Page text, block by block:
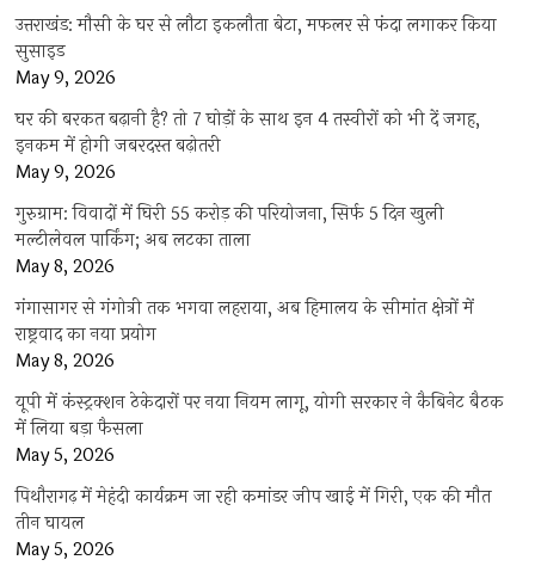
उत्तराखंड: मौसी के घर से लौटा इकलौता बेटा, मफलर से फंदा लगाकर किया
सुसाइड
May 9, 2026
घर की बरकत बढ़ानी है? तो 7 घोड़ों के साथ इन 4 तस्वीरों को भी दें जगह,
इनकम में होगी जबरदस्त बढ़ोतरी
May 9, 2026
गुरुग्राम: विवादों में घिरी 55 करोड़ की परियोजना, सिर्फ 5 दिन खुली
मल्टीलेवल पार्किंग; अब लटका ताला
May 8, 2026
गंगासागर से गंगोत्री तक भगवा लहराया, अब हिमालय के सीमांत क्षेत्रों में
राष्ट्रवाद का नया प्रयोग
May 8, 2026
यूपी में कंस्ट्रक्शन ठेकेदारों पर नया नियम लागू, योगी सरकार ने कैबिनेट बैठक
में लिया बड़ा फैसला
May 5, 2026
पिथौरागढ़ में मेहंदी कार्यक्रम जा रही कमांडर जीप खाई में गिरी, एक की मौत
तीन घायल
May 5, 2026